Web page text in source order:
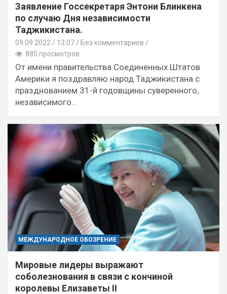
Заявление Госсекретаря Энтони Блинкена
по случаю Дня независимости
Таджикистана.
09.09.2022 13:07 / Без комментариев
880 просмотров
От имени правительства Соединенных Штатов
Америки я поздравляю народ Таджикистана с
празднованием 31-й годовщины суверенного,
независимого…
МЕЖДУНАРОДНОЕ ОБОЗРЕНИЕ
Мировые лидеры выражают
соболезнования в связи с кончиной
королевы Елизаветы II